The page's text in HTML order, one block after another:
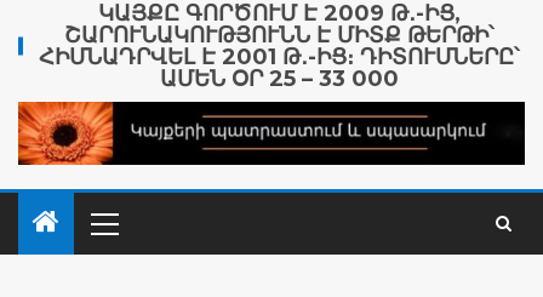
ԿԱՅՔԸ ԳՈՐԾՈՒՄ Է 2009 Թ․-ԻՑ,
ՇԱՐՈՒՆԱԿՈՒԹՅՈՒՆՆ Է ՄԻՏՔ ԹԵՐԹԻ՝
ՀԻՄՆԱԴՐՎԵԼ Է 2001 Թ․-ԻՑ։ ԴԻՏՈՒՄՆԵՐԸ՝
ԱՄԵՆ ՕՐ 25 – 33 000